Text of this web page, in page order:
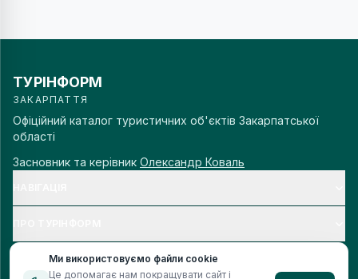
ТУРІНФОРМ
ЗАКАРПАТТЯ
Офіційний каталог туристичних об'єктів Закарпатської
області
Засновник та керівник Олександр Коваль
Ми використовуємо файли cookie
Це допомагає нам покращувати сайт і